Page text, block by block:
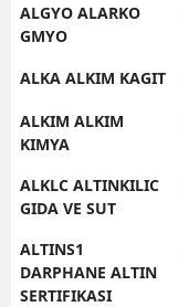
ALGYO ALARKO
GMYO
ALKA ALKIM KAGIT
ALKIM ALKIM
KIMYA
ALKLC ALTINKILIC
GIDA VE SUT
ALTINS1
DARPHANE ALTIN
SERTIFIKASI